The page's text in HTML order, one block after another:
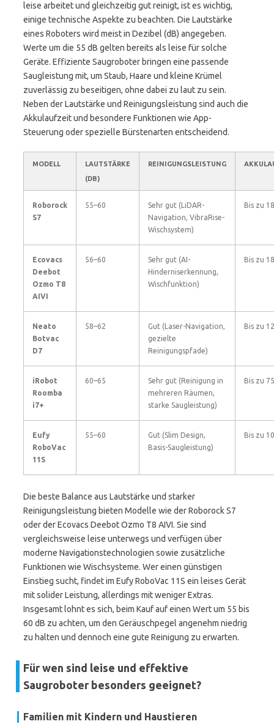
leise arbeitet und gleichzeitig gut reinigt, ist es wichtig,
einige technische Aspekte zu beachten. Die Lautstärke
eines Roboters wird meist in Dezibel (dB) angegeben.
Werte um die 55 dB gelten bereits als leise für solche
Geräte. Effiziente Saugroboter bringen eine passende
Saugleistung mit, um Staub, Haare und kleine Krümel
zuverlässig zu beseitigen, ohne dabei zu laut zu sein.
Neben der Lautstärke und Reinigungsleistung sind auch die
Akkulaufzeit und besondere Funktionen wie App-
Steuerung oder spezielle Bürstenarten entscheidend.
MODELL
LAUTSTÄRKE
(DB)
REINIGUNGSLEISTUNG
Roborock
S7
55–60
Sehr gut (LiDAR-
Navigation, VibraRise-
Wischsystem)
Bis zu
Ecovacs
Deebot
Ozmo T8
AIVI
56–60
Sehr gut (AI-
Hinderniserkennung,
Wischfunktion)
Bis zu
Neato
Botvac
D7
58–62
Gut (Laser-Navigation,
gezielte
Reinigungspfade)
Bis zu
iRobot
Roomba
i7+
60–65
Sehr gut (Reinigung in
mehreren Räumen,
starke Saugleistung)
Bis zu
Eufy
RoboVac
11S
55–60
Gut (Slim Design,
Basis-Saugleistung)
Bis zu
Die beste Balance aus Lautstärke und starker
Reinigungsleistung bieten Modelle wie der Roborock S7
oder der Ecovacs Deebot Ozmo T8 AIVI. Sie sind
vergleichsweise leise unterwegs und verfügen über
moderne Navigationstechnologien sowie zusätzliche
Funktionen wie Wischsysteme. Wer einen günstigen
Einstieg sucht, findet im Eufy RoboVac 11S ein leises Gerät
mit solider Leistung, allerdings mit weniger Extras.
Insgesamt lohnt es sich, beim Kauf auf einen Wert um 55 bis
60 dB zu achten, um den Geräuschpegel angenehm niedrig
zu halten und dennoch eine gute Reinigung zu erwarten.
Für wen sind leise und effektive
Saugroboter besonders geeignet?
Familien mit Kindern und Haustieren